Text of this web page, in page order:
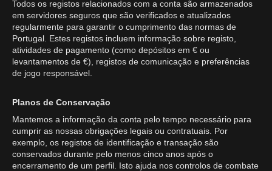
Todos os registos relacionados com a conta são armazenados
em servidores seguros que são verificados e atualizados
regularmente para garantir o cumprimento das normas de
Portugal. Estes registos incluem informação sobre registo,
atividades de pagamento (como depósitos em € ou
levantamentos de €), registos de comunicação e preferências
de jogo responsável.
Planos de Conservação
Mantemos a informação da conta pelo tempo necessário para
cumprir as nossas obrigações legais ou contratuais. Por
exemplo, os registos de identificação e transação são
conservados durante pelo menos cinco anos após o
encerramento de um perfil. Isto ajuda nos controlos de combate